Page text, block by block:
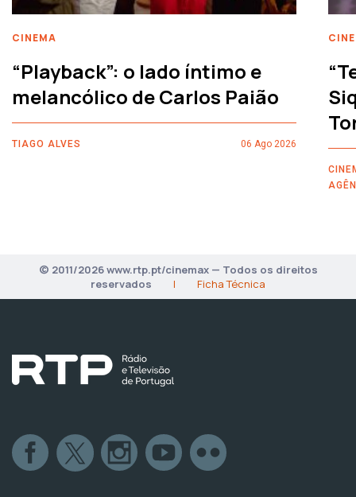
CINEMA
“Playback”: o lado íntimo e
melancólico de Carlos Paião
TIAGO ALVES 06 Ago 2026
© 2011/2026 www.rtp.pt/cinemax — Todos os direitos
reservados
| Ficha Técnica